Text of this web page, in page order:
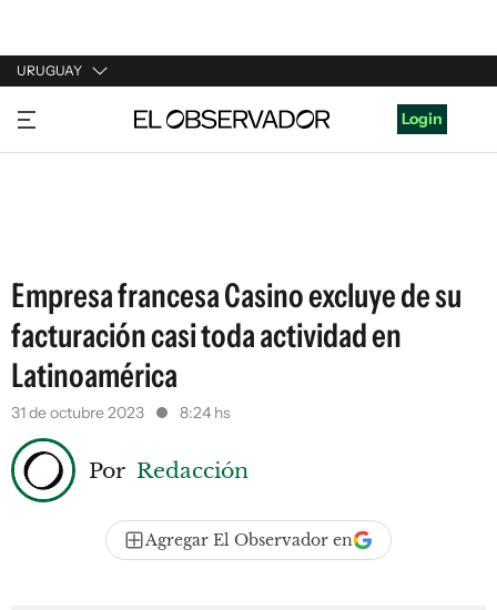
URUGUAY
URUGUAY
ARGENTINA
Login
Empresa francesa Casino excluye de su
facturación casi toda actividad en
Latinoamérica
31 de octubre 2023 8:24 hs
Por Redacción
Agregar El Observador en